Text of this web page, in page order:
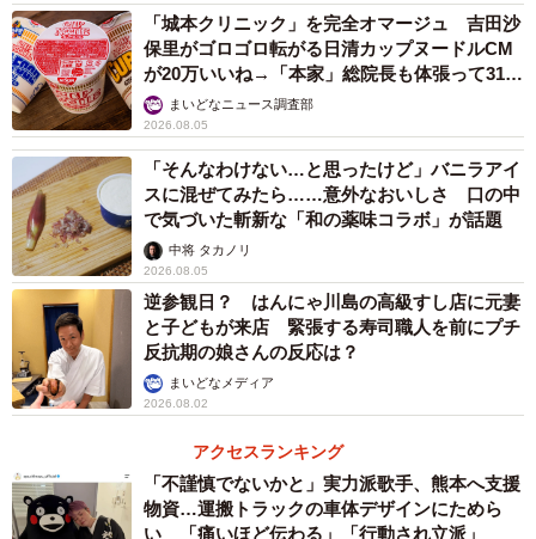
「城本クリニック」を完全オマージュ 吉田沙
保里がゴロゴロ転がる日清カップヌードルCM
が20万いいね→「本家」総院長も体張って31万
いいねまいどなニュース調査部
2026.08.05
「そんなわけない…と思ったけど」バニラアイ
スに混ぜてみたら……意外なおいしさ 口の中
で気づいた斬新な「和の薬味コラボ」が話題
中将 タカノリ
2026.08.05
逆参観日？ はんにゃ川島の高級すし店に元妻
と子どもが来店 緊張する寿司職人を前にプチ
反抗期の娘さんの反応は？
まいどなメディア
2026.08.02
アクセスランキング
「不謹慎でないかと」実力派歌手、熊本へ支援
物資…運搬トラックの車体デザインにためら
い 「痛いほど伝わる」「行動され立派」